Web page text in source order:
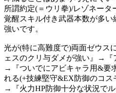
所謂約定(＝ウリ拳)/レゾネー
覚醒スキル付き武器本数が多
強いです。
光が(特に高難度で)両面ゼウス
ェスのクリ与ダメが強い』→『
→『ついでにアビキャラ用&要
れる(+技練堅守&EX防御のコス
→『火力HP防御十分な状況で